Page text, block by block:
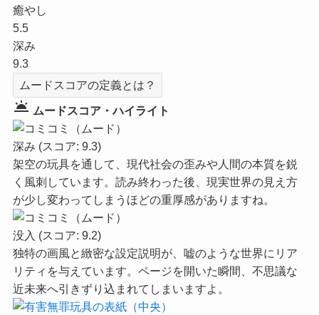
癒やし
5.5
深み
9.3
ムードスコアの定義とは？
wb_twilight ムードスコア・ハイライト
深み (スコア: 9.3)
架空の玩具を通して、現代社会の歪みや人間の本質を鋭
く風刺しています。読み終わった後、現実世界の見え方
が少し変わってしまうほどの重厚感がありますね。
没入 (スコア: 9.2)
独特の画風と緻密な設定説明が、嘘のような世界にリア
リティを与えています。ページを開いた瞬間、不思議な
近未来へ引きずり込まれてしまいますよ。